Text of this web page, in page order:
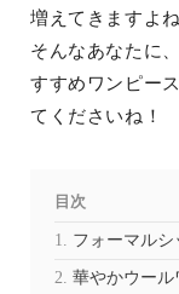
増えてきますよ
そんなあなたに
すすめワンピー
てくださいね！
目次
フォーマル
華やかウール